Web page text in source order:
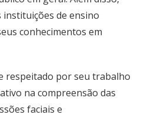
instituições de ensino
conhecimentos em
respeitado por seu trabalho
na compreensão das
faciais e